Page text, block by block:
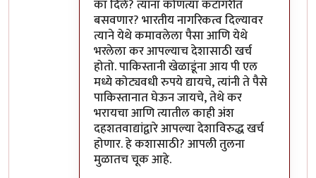
का दिले? त्यांना कोणत्या कॅटॉगरीत
बसवणार? भारतीय नागरिकत्व दिल्यावर
त्याने येथे कमावलेला पैसा आणि येथे
भरलेला कर आपल्याच देशासाठी खर्च
होतो. पाकिस्तानी खेळाडूंना आय पी एल
मध्ये कोट्यवधी रुपये द्यायचे, त्यांनी ते पैसे
पाकिस्तानात घेऊन जायचे, तेथे कर
भरायचा आणि त्यातील काही अंश
दहशतवाद्यांद्वारे आपल्या देशाविरुद्ध खर्च
होणार. हे कशासाठी? आपली तुलना
मुळातच चूक आहे.